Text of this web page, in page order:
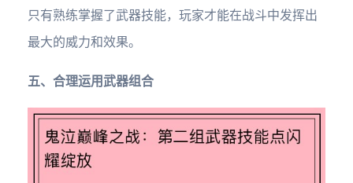
只有熟练掌握了武器技能，玩家才能在战斗中发挥出
最大的威力和效果。
五、合理运用武器组合